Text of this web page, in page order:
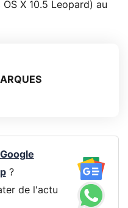
X 10.5 Leopard) au
Google
?
de l'actu